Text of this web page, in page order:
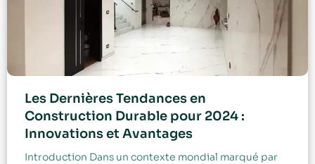
Les Dernières Tendances en
Construction Durable pour 2024 :
Innovations et Avantages
Introduction Dans un contexte mondial marqué par